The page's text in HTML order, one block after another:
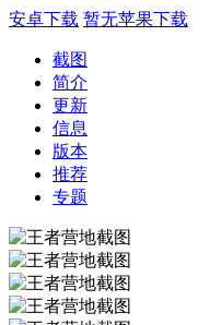
安卓下载 暂无苹果下载
截图
简介
更新
信息
版本
推荐
专题